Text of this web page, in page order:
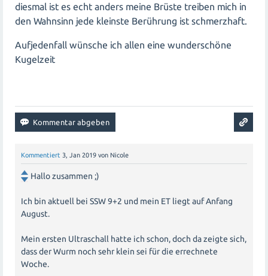
diesmal ist es echt anders meine Brüste treiben mich in
den Wahnsinn jede kleinste Berührung ist schmerzhaft.
Aufjedenfall wünsche ich allen eine wunderschöne
Kugelzeit
Kommentiert 3, Jan 2019 von Nicole
Hallo zusammen ;)
Ich bin aktuell bei SSW 9+2 und mein ET liegt auf Anfang
August.
Mein ersten Ultraschall hatte ich schon, doch da zeigte sich,
dass der Wurm noch sehr klein sei für die errechnete
Woche.